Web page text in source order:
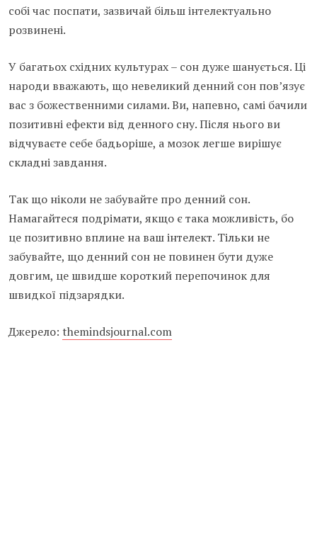
собі час поспати, зазвичай більш інтелектуально
розвинені.
У багатьох східних культурах – сон дуже шанується. Ці
народи вважають, що невеликий денний сон пов’язує
вас з божественними силами. Ви, напевно, самі бачили
позитивні ефекти від денного сну. Після нього ви
відчуваєте себе бадьоріше, а мозок легше вирішує
складні завдання.
Так що ніколи не забувайте про денний сон.
Намагайтеся подрімати, якщо є така можливість, бо
це позитивно вплине на ваш інтелект. Тільки не
забувайте, що денний сон не повинен бути дуже
довгим, це швидше короткий перепочинок для
швидкої підзарядки.
Джерело: themindsjournal.com